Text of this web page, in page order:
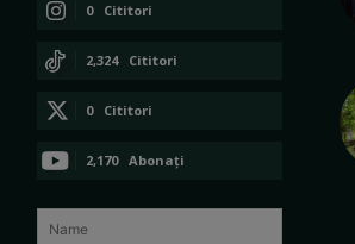
0 Cititori
CONECTAȚI-VĂ
2,324 Cititori
0 Cititori
CONECTAȚI-VĂ
2,170 Abonați
ABONAȚI-VĂ